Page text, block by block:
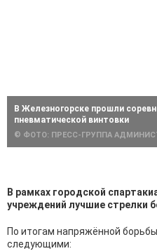
В Железногорске прошли
пневматической винтовки
© ФОТО: ПРЕСС-ГРУППА
В рамках городской
учреждений лучшие стрелки
По итогам напряжённой
следующими: